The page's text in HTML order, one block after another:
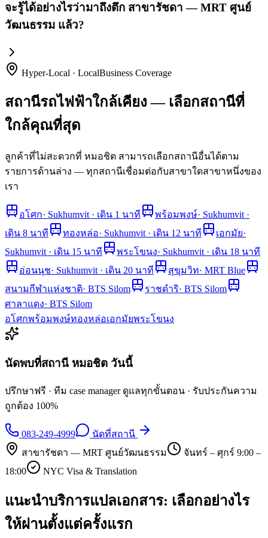
จะรู้ได้อย่างไรว่ามาถึงตึก สาขารัชดา — MRT ศูนย์
วัฒนธรรม แล้ว?
Hyper-Local · LocalBusiness Coverage
สถานีรถไฟฟ้าใกล้เคียง — เลือกสถานีที่
ใกล้คุณที่สุด
ลูกค้าที่ไม่สะดวกที่ หมอชิต สามารถเลือกสถานีอื่นได้ตาม
รายการด้านล่าง — ทุกสถานีเชื่อมต่อกับสาขาใดสาขาหนึ่งของ
เรา
อโศก· Sukhumvit · เดิน 1 นาที พร้อมพงษ์· Sukhumvit ·
เดิน 8 นาที
ทองหล่อ· Sukhumvit · เดิน 12 นาที เอกมัย·
Sukhumvit · เดิน 15 นาที
พระโขนง· Sukhumvit · เดิน 18 นาที
อ่อนนุช· Sukhumvit · เดิน 20 นาที สุขุมวิท· MRT Blue
สนามกีฬาแห่งชาติ· BTS Silom ราชดำริ· BTS Silom
ศาลาแดง· BTS Silom
อโศกพร้อมพงษ์ทองหล่อเอกมัยพระโขนง
นัดพบที่สถานี หมอชิต วันนี้
ปรึกษาฟรี · ทีม case manager ดูแลทุกขั้นตอน · รับประกันความ
ถูกต้อง 100%
083-249-4999
นัดที่สถานี
สาขารัชดา — MRT ศูนย์วัฒนธรรม
จันทร์ – ศุกร์ 9:00 –
18:00
NYC Visa & Translation
แนะนำบริการแปลเอกสาร: เลือกอย่างไร
ให้ผ่านตั้งแต่ครั้งแรก